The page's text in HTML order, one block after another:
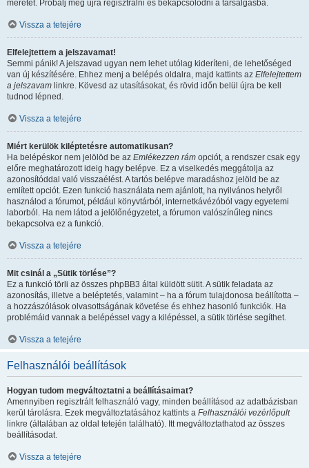
méretét. Próbálj meg újra regisztrálni és bekapcsolódni a társalgásba.
Vissza a tetejére
Elfelejtettem a jelszavamat!
Semmi pánik! A jelszavad ugyan nem lehet utólag kideríteni, de lehetőséged
van új készítésére. Ehhez menj a belépés oldalra, majd kattints az Elfelejtettem
a jelszavam linkre. Kövesd az utasításokat, és rövid időn belül újra be kell
tudnod lépned.
Vissza a tetejére
Miért kerülök kiléptetésre automatikusan?
Ha belépéskor nem jelölöd be az Emlékezzen rám opciót, a rendszer csak egy
előre meghatározott ideig hagy belépve. Ez a viselkedés meggátolja az
azonosítóddal való visszaélést. A tartós belépve maradáshoz jelöld be az
említett opciót. Ezen funkció használata nem ajánlott, ha nyilvános helyről
használod a fórumot, például könyvtárból, internetkávézóból vagy egyetemi
laborból. Ha nem látod a jelölőnégyzetet, a fórumon valószínűleg nincs
bekapcsolva ez a funkció.
Vissza a tetejére
Mit csinál a „Sütik törlése”?
Ez a funkció törli az összes phpBB3 által küldött sütit. A sütik feladata az
azonosítás, illetve a beléptetés, valamint – ha a fórum tulajdonosa beállította –
a hozzászólások olvasottságának követése és ehhez hasonló funkciók. Ha
problémáid vannak a belépéssel vagy a kilépéssel, a sütik törlése segíthet.
Vissza a tetejére
Felhasználói beállítások
Hogyan tudom megváltoztatni a beállításaimat?
Amennyiben regisztrált felhasználó vagy, minden beállításod az adatbázisban
kerül tárolásra. Ezek megváltoztatásához kattints a Felhasználói vezérlőpult
linkre (általában az oldal tetején található). Itt megváltoztathatod az összes
beállításodat.
Vissza a tetejére